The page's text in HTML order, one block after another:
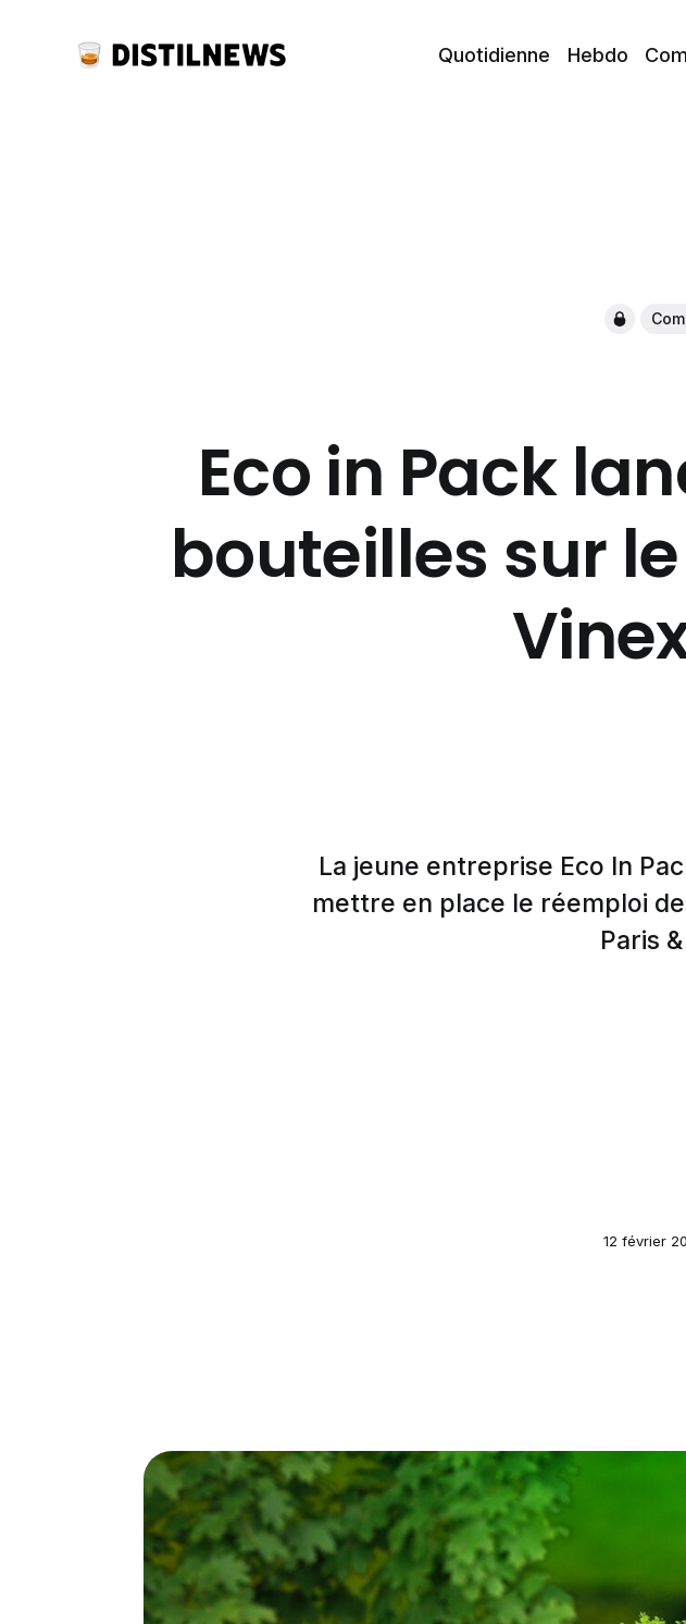
Quotidienne Hebdo
Eco in Pack
bouteilles sur
La jeune entreprise Eco In
mettre en place le réemploi
Paris
12 février